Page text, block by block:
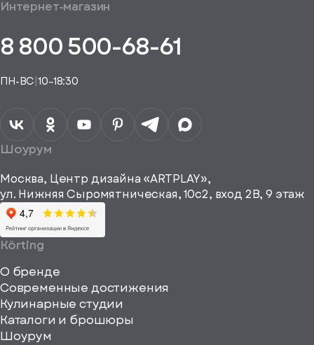
Получить
в
подборе
согласие на
данных
Я согласен
рекламные и
информационные
материалы
Понятно,
Телефон*
спасибо
Интернет-магазин
8 800 500-68-61
ПН-ВС|10–18:30
viewBox="0
0
Шоурум
Москва, Центр дизайна «ARTPLAY»,
ул. Нижняя Сыромятническая, 10с2, вход 2B, 9 этаж
Körting
О бренде
Современные достижения
Кулинарные студии
Каталоги и брошюры
Шоурум